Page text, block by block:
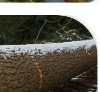
d’arbreàAblis,
enélagage,
des espaces